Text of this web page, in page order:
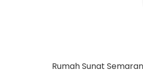
Rumah Sunat